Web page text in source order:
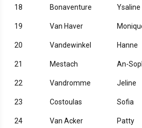
18 Bonaventure Ysaline
19 Van Haver
20 Vandewinkel Hanne
21 Mestach An-
22 Vandromme Jeline
23 Costoulas Sofia
24 Van Acker Patty